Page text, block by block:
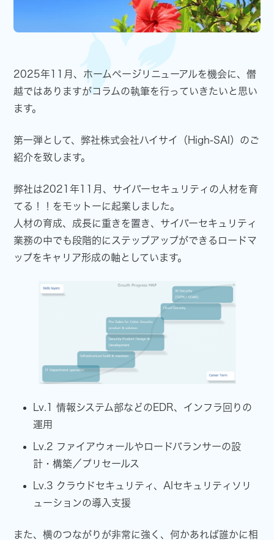
2025年11月、ホームページリニューアルを機会に、僭
越ではありますがコラムの執筆を行っていきたいと思い
ます。
第一弾として、弊社株式会社ハイサイ（High-SAI）のご
紹介を致します。
弊社は2021年11月、サイバーセキュリティの人材を育
てる！！をモットーに起業しました。
人材の育成、成長に重きを置き、サイバーセキュリティ
業務の中でも段階的にステップアップができるロードマ
ップをキャリア形成の軸としています。
Lv.1 情報システム部などのEDR、インフラ回りの
運用
Lv.2 ファイアウォールやロードバランサーの設
計・構築／プリセールス
Lv.3 クラウドセキュリティ、AIセキュリティソリ
ューションの導入支援
また、横のつながりが非常に強く、何かあれば誰かに相